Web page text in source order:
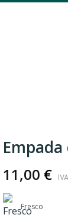
11,00 €
Fresco